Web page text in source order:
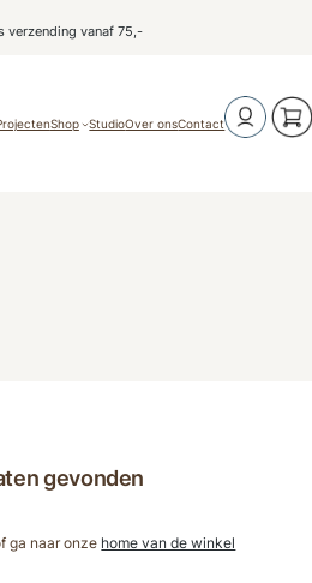
verzending vanaf 75,-
Shop StudioOver onsContact
gevonden
ga naar onze home van de winkel